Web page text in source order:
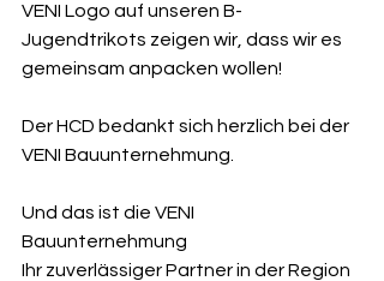
VENI Logo auf unseren B-
Jugendtrikots zeigen wir, dass wir es
gemeinsam anpacken wollen!
Der HCD bedankt sich herzlich bei der
VENI Bauunternehmung.
Und das ist die VENI
Bauunternehmung
Ihr zuverlässiger Partner in der Region